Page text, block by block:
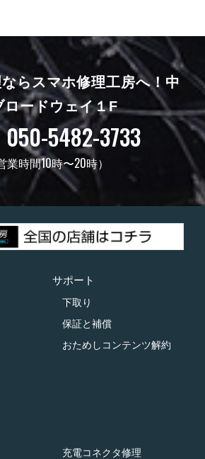
らスマホ修理工房へ！ 中
ロードウェイ１F
050-5482-3733
業時間10時〜20時）
サポート
下取り
保証と補償
おためしコンテンツ解約
充電コネクタ修理